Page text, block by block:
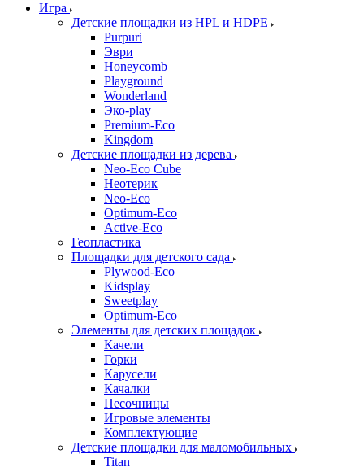
Игра
Детские площадки из HPL и HDPE
Purpuri
Эври
Honeycomb
Playground
Wonderland
Эко-play
Premium-Eco
Kingdom
Детские площадки из дерева
Neo-Eco Cube
Неотерик
Neo-Eco
Оptimum-Еco
Active-Eco
Геопластика
Площадки для детского сада
Plywood-Eco
Kidsplay
Sweetplay
Оptimum-Еco
Элементы для детских площадок
Качели
Горки
Карусели
Качалки
Песочницы
Игровые элементы
Комплектующие
Детские площадки для маломобильных
Titan